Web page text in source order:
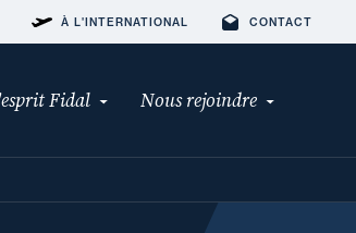
À L'INTERNATIONAL CONTACT
L'esprit Fidal Nous rejoindre